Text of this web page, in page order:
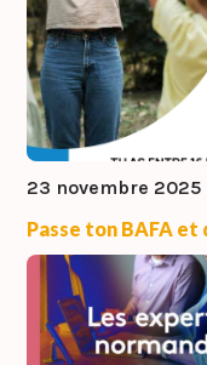
23 novembre 2025
Passe ton BAFA